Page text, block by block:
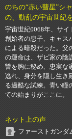
のちの“赤い彗星”シ
の、動乱の宇宙世紀
宇宙世紀0068年、サ
創始者の息子、キャス
による暗殺だった。父
の運命は、ザビ家の陰
讐を胸に秘め、忠実な
逃れ、身分を隠し生き
る過酷な試練。青い瞳
ての始まりがここに。
ネット上の声
ファーストガンダ